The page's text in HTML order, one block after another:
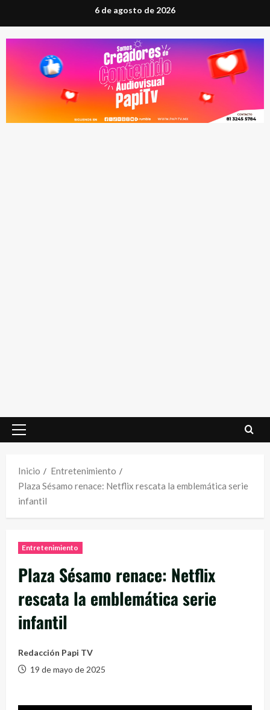
al
contenido
6 de agosto de 2026
Menú
Inicio
Entretenimiento
Plaza Sésamo renace: Netflix rescata la emblemática serie
infantil
Entretenimiento
Plaza Sésamo renace: Netflix
rescata la emblemática serie
infantil
Redacción Papi TV
19 de mayo de 2025